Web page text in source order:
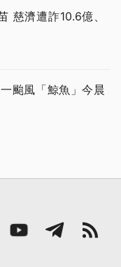
慈濟遭詐10.6億、
颱風「鯨魚」今晨